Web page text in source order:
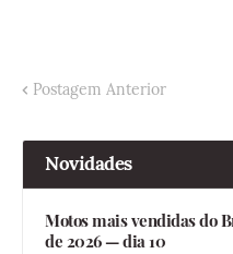
Postagem Anterior
Novidades
Motos mais vendidas do
de 2026 — dia 10